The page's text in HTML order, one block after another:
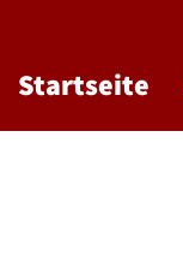
Startseite